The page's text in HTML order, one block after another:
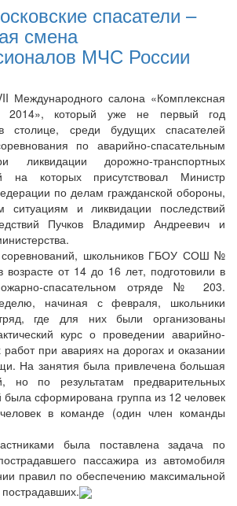
спасатели –
смена
МЧС России
Международного салона «Комплексная
2014», который уже не первый год
столице, среди будущих спасателей
по аварийно-спасательным
ликвидации дорожно-транспортных
на которых присутствовал Министр
по делам гражданской обороны,
ситуациям и ликвидации последствий
Пучков Владимир Андреевич и
соревнований, школьников ГБОУ СОШ №
от 14 до 16 лет, подготовили в
спасательном отряде № 203.
начиная с февраля, школьники
где для них были организованы
курс о проведении аварийно-
работ при авариях на дорогах и оказании
На занятия была привлечена большая
но по результатам предварительных
была сформирована группа из 12 человек
в команде (один член команды
была поставлена задача по
пассажира из автомобиля
правил по обеспечению максимальной